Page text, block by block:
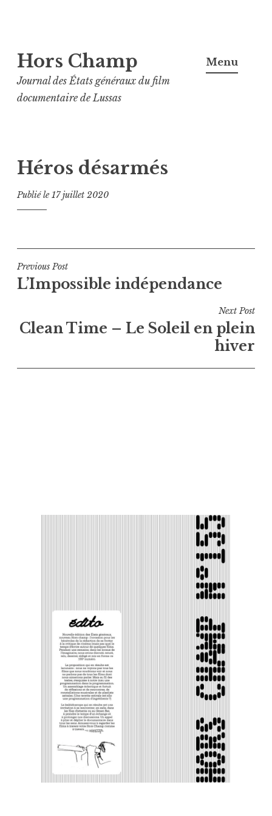
au
contenu
principal
Hors Champ
Journal des États généraux du film
documentaire de Lussas
Menu
Héros désarmés
Publié le17 juillet 2020
Navigation
de
Previous Post
L’Impossible indépendance
Next Post
Clean Time – Le Soleil en plein
hiver